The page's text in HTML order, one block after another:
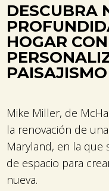
DESCUBRA
HOGAR
Mike Miller, de
la renovación de
Maryland, en la que
de espacio para
nueva.